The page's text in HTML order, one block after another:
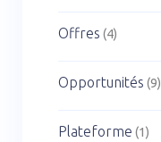
Offres (4)
Opportunités (9)
Plateforme (1)